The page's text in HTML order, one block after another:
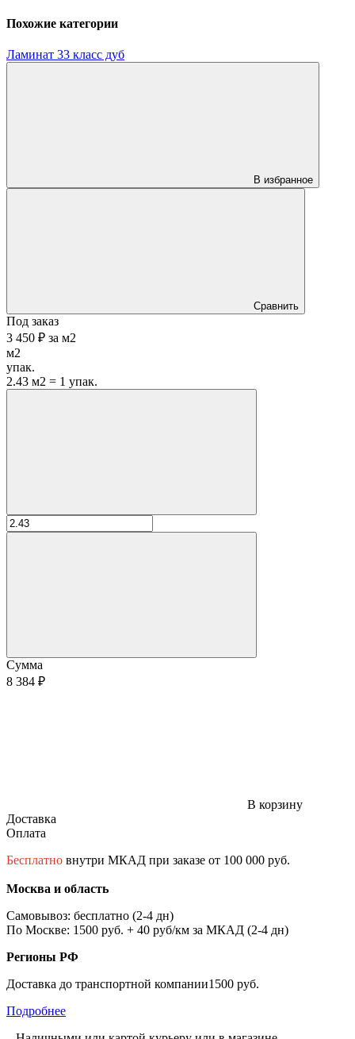
Похожие категории
Ламинат 33 класс дуб
В избранное
Сравнить
Под заказ
3 450 ₽ за м2
м2
упак.
2.43 м2 = 1 упак.
Сумма
8 384 ₽
В корзину
Доставка
Оплата
Бесплатно внутри МКАД при заказе от 100 000 руб.
Москва и область
Самовывоз: бесплатно (2-4 дн)
По Москве: 1500 руб. + 40 руб/км за МКАД (2-4 дн)
Регионы РФ
Доставка до транспортной компании1500 руб.
Подробнее